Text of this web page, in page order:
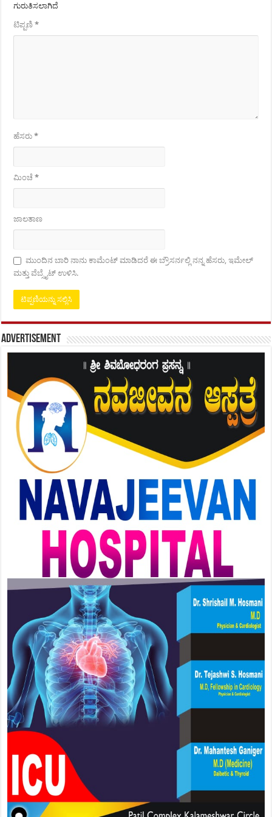
ಗುರುತಿಸಲಾಗಿದೆ
ಟಿಪ್ಪಣಿ*
ಹೆಸರು*
ಮಿಂಚೆ*
ಜಾಲತಾಣ
ಮುಂದಿನ ಬಾರಿ ನಾನು ಕಾಮೆಂಟ್ ಮಾಡಿದರೆ ಈ ಬ್ರೌಸರ್ನಲ್ಲಿ ನನ್ನ ಹೆಸರು, ಇಮೇಲ್
ಮತ್ತು ವೆಬ್ಸೈಟ್ ಉಳಿಸಿ.
Advertisement